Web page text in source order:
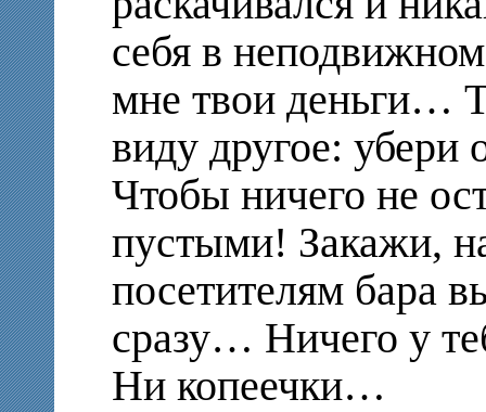
себя в
мне твои деньги…
виду другое: убери
Чтобы ничего не
пустыми! Закажи,
посетителям бара
сразу… Ничего у
Ни копеечки…